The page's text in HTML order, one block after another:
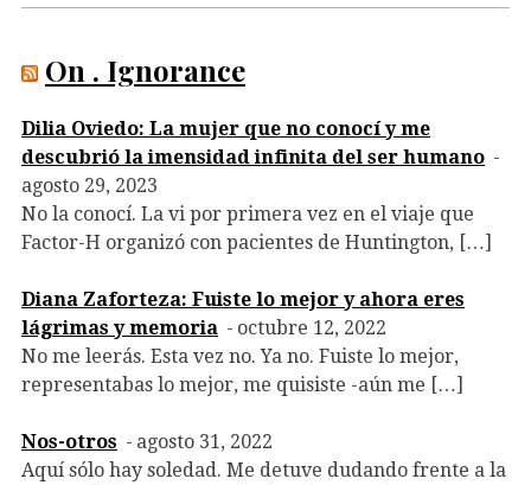
On . Ignorance
Dilia Oviedo: La mujer que no conocí y me
descubrió la imensidad infinita del ser humano
agosto 29, 2023
No la conocí. La vi por primera vez en el viaje que
Factor-H organizó con pacientes de Huntington, […]
Diana Zaforteza: Fuiste lo mejor y ahora eres
lágrimas y memoria
octubre 12, 2022
No me leerás. Esta vez no. Ya no. Fuiste lo mejor,
representabas lo mejor, me quisiste -aún me […]
Nos-otros
agosto 31, 2022
Aquí sólo hay soledad. Me detuve dudando frente a la